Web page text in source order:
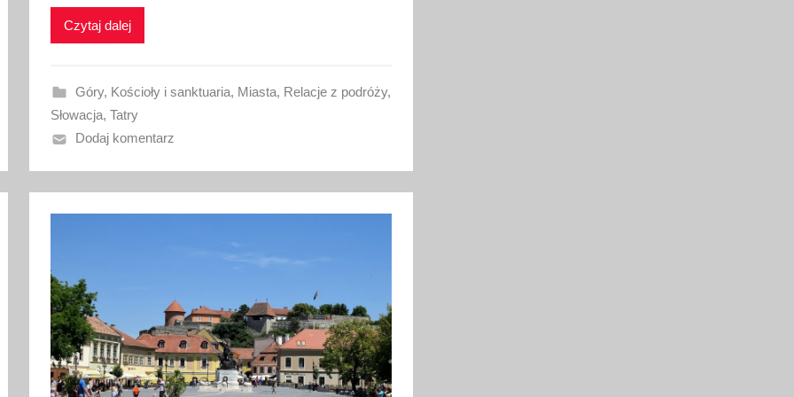
w
n
o
2
a
2
0
1
7
Czytaj dalej
Góry, Kościoły i sanktuaria, Miasta, Relacje z podróży,
Słowacja,Tatry
Dodaj komentarz